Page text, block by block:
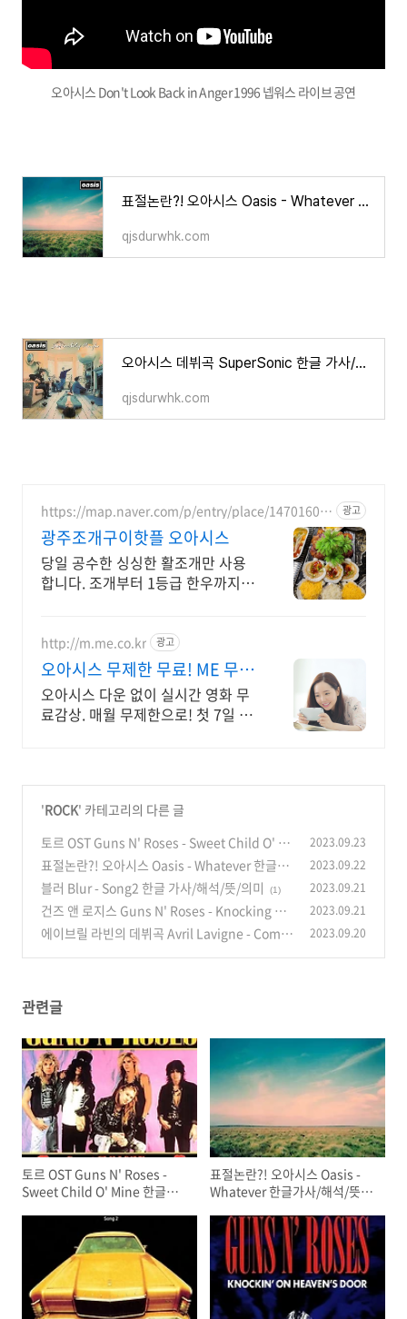
오아시스 Don't Look Back in Anger 1996 넵워스 라이브 공연
표절논란?! 오아시스 Oasis - Whatever 한글가사/해석/뜻/의미
qjsdurwhk.com
오아시스 데뷔곡 SuperSonic 한글 가사/해석/뜻/의미
qjsdurwhk.com
https://map.naver.com/p/entry/place/14701601
09
광고
광주조개구이핫플 오아시스
당일 공수한 싱싱한 활조개만 사용
합니다. 조개부터 1등급 한우까지
http://m.me.co.kr 광고
오아시스 무제한 무료! ME 무료
영화 바로보기!
오아시스 다운 없이 실시간 영화 무
료감상. 매월 무제한으로! 첫 7일 무
'ROCK' 카테고리의 다른 글
토르 OST Guns N' Roses - Sweet Child O' Mi
ne 한글가사/해석/뜻/의미
(0)
2023.09.23
표절논란?! 오아시스 Oasis - Whatever 한글가
사/해석/뜻/의미
(0)
2023.09.22
블러 Blur - Song2 한글 가사/해석/뜻/의미 (1) 2023.09.21
건즈 앤 로지스 Guns N' Roses - Knocking on
Heaven's Door 한글 가사/해석/뜻/의미
(0)
2023.09.21
에이브릴 라빈의 데뷔곡 Avril Lavigne - Compl
2023.09.20
관련글
토르 OST Guns N' Roses -
Sweet Child O' Mine 한글가
표절논란?! 오아시스 Oasis -
Whatever 한글가사/해석/뜻/